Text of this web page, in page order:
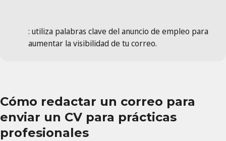
: utiliza palabras clave del anuncio de empleo para
aumentar la visibilidad de tu correo.
Cómo redactar un correo para
enviar un CV para prácticas
profesionales